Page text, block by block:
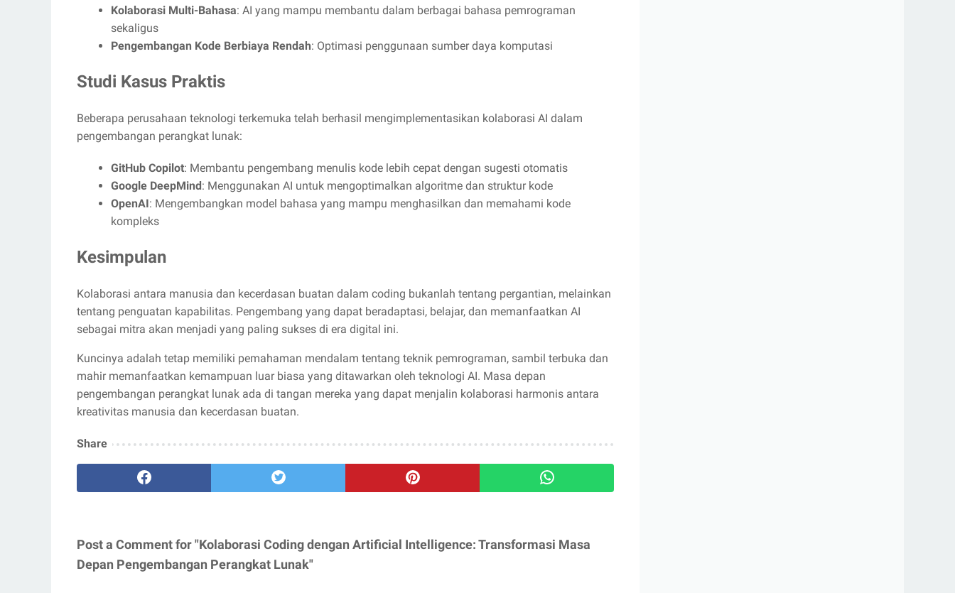
Kolaborasi Multi-Bahasa: AI yang mampu membantu dalam berbagai bahasa pemrograman
sekaligus
Pengembangan Kode Berbiaya Rendah: Optimasi penggunaan sumber daya komputasi
Studi Kasus Praktis
Beberapa perusahaan teknologi terkemuka telah berhasil mengimplementasikan kolaborasi AI dalam
pengembangan perangkat lunak:
GitHub Copilot: Membantu pengembang menulis kode lebih cepat dengan sugesti otomatis
Google DeepMind: Menggunakan AI untuk mengoptimalkan algoritme dan struktur kode
OpenAI: Mengembangkan model bahasa yang mampu menghasilkan dan memahami kode
kompleks
Kesimpulan
Kolaborasi antara manusia dan kecerdasan buatan dalam coding bukanlah tentang pergantian, melainkan
tentang penguatan kapabilitas. Pengembang yang dapat beradaptasi, belajar, dan memanfaatkan AI
sebagai mitra akan menjadi yang paling sukses di era digital ini.
Kuncinya adalah tetap memiliki pemahaman mendalam tentang teknik pemrograman, sambil terbuka dan
mahir memanfaatkan kemampuan luar biasa yang ditawarkan oleh teknologi AI. Masa depan
pengembangan perangkat lunak ada di tangan mereka yang dapat menjalin kolaborasi harmonis antara
kreativitas manusia dan kecerdasan buatan.
Share
Post a Comment for "Kolaborasi Coding dengan Artificial Intelligence: Transformasi Masa
Depan Pengembangan Perangkat Lunak"